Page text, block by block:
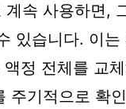
속 사용하면,
있습니다. 이
정 전체를 교
기적으로 확